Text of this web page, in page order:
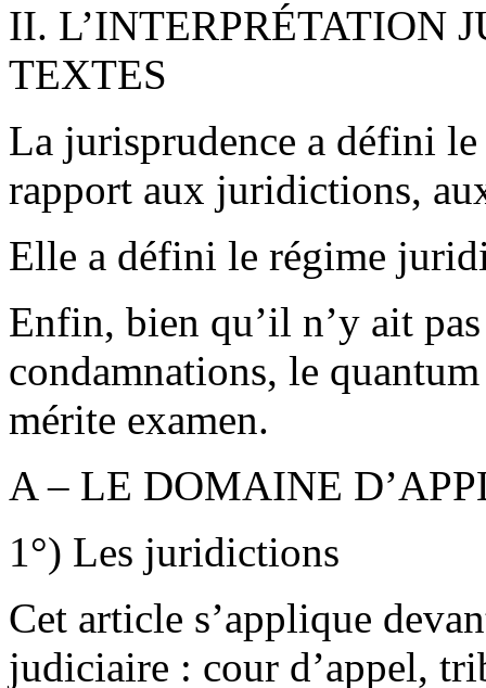
II. L’INTERPRÉTATION
TEXTES
La jurisprudence a défini
rapport aux juridictions,
Elle a défini le régime
Enfin, bien qu’il n’y ait
condamnations, le
mérite examen.
A – LE DOMAINE
1°) Les juridictions
Cet article s’applique
judiciaire : cour d’appel,